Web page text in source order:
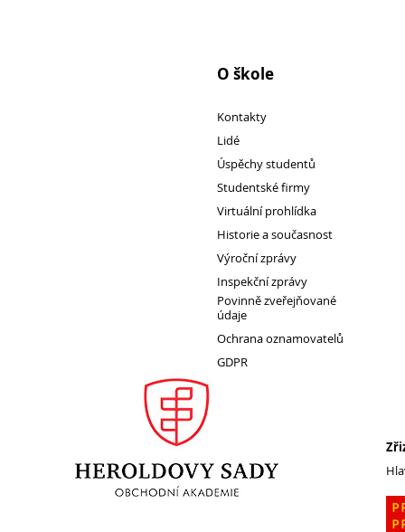
Fakultní cvičná škola
Povinně zveřejňované údaje
Ochrana oznamovatelů
O škole
Kontakty
Lidé
Úspěchy studentů
Studentské firmy
Virtuální prohlídka
Historie a současnost
Výroční zprávy
Inspekční zprávy
Povinně zveřejňované
údaje
Ochrana oznamovatelů
GDPR